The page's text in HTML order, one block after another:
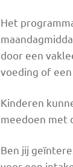
Het
door een
voeding of
Kinderen
meedoen met
Ben jij